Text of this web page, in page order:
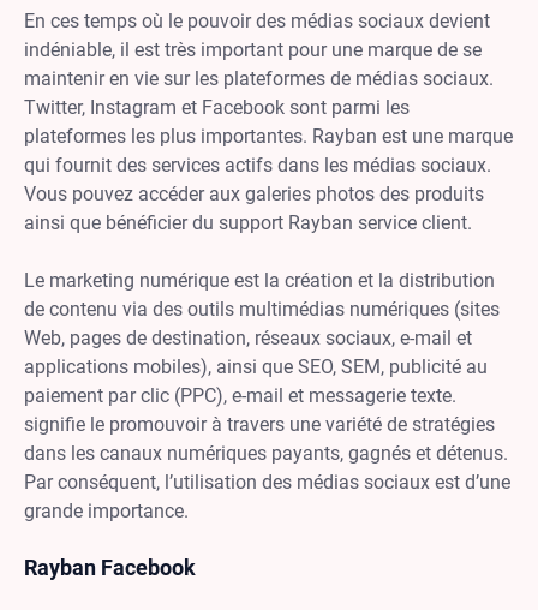
En ces temps où le pouvoir des médias sociaux devient
indéniable, il est très important pour une marque de se
maintenir en vie sur les plateformes de médias sociaux.
Twitter, Instagram et Facebook sont parmi les
plateformes les plus importantes. Rayban est une marque
qui fournit des services actifs dans les médias sociaux.
Vous pouvez accéder aux galeries photos des produits
ainsi que bénéficier du support Rayban service client.
Le marketing numérique est la création et la distribution
de contenu via des outils multimédias numériques (sites
Web, pages de destination, réseaux sociaux, e-mail et
applications mobiles), ainsi que SEO, SEM, publicité au
paiement par clic (PPC), e-mail et messagerie texte.
signifie le promouvoir à travers une variété de stratégies
dans les canaux numériques payants, gagnés et détenus.
Par conséquent, l’utilisation des médias sociaux est d’une
grande importance.
Rayban Facebook